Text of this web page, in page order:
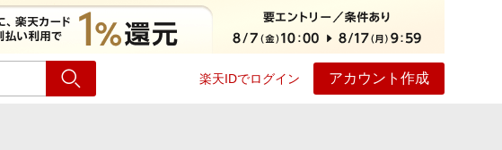
楽天IDでログイン アカウント作成